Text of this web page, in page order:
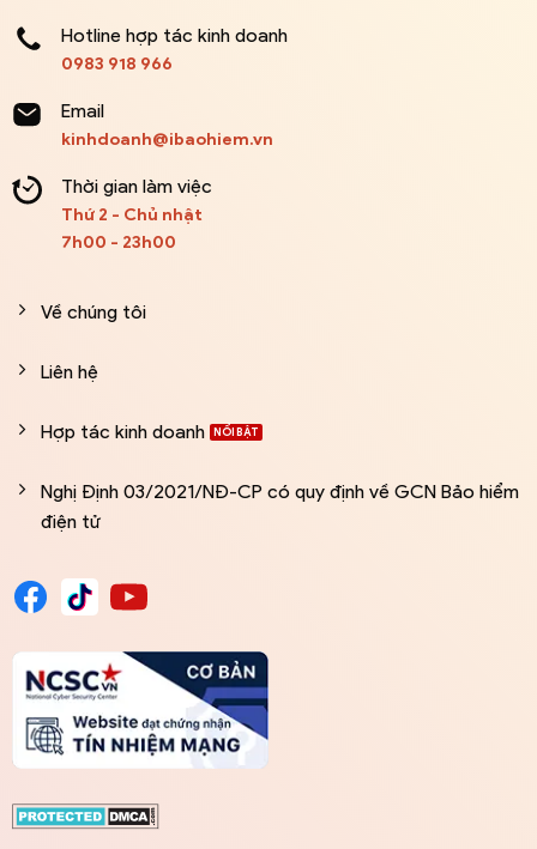
Hotline hợp tác kinh doanh
0983 918 966
Email
kinhdoanh@ibaohiem.vn
Thời gian làm việc
Thứ 2 - Chủ nhật
7h00 - 23h00
Về chúng tôi
Liên hệ
Hợp tác kinh doanh
Nghị Định 03/2021/NĐ-CP có quy định về GCN Bảo hiểm
điện tử